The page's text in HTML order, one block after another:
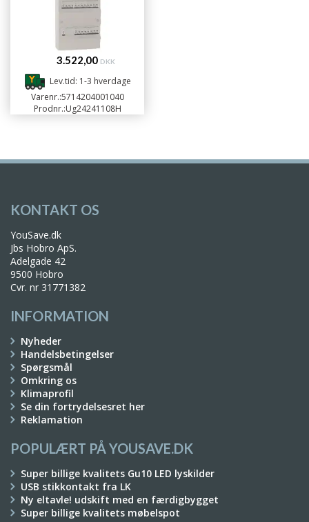
3.522,00 DKK
Lev.tid: 1-3 hverdage
Varenr.:5714204001040
Prodnr.:Ug24241108H
KONTAKT OS
YouSave.dk
Jbs Hobro ApS.
Adelgade 42
9500 Hobro
Cvr. nr 31771382
INFORMATION
Nyheder
Handelsbetingelser
Spørgsmål
Omkring os
Klimaprofil
Se din fortrydelsesret her
Reklamation
POPULÆRT PÅ YOUSAVE.DK
Super billige kvalitets Gu10 LED lyskilder
USB stikkontakt fra LK
Ny eltavle! udskift med en færdigbygget
Super billige kvalitets møbelspot